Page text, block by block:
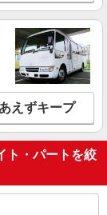
えずキープ
ト・パートを絞